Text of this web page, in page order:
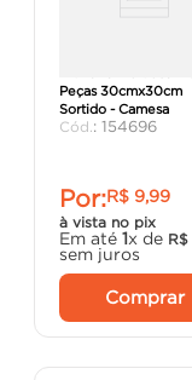
Peças 30cmx30cm
Sortido - Camesa
: 154696
Por:R$ 9,99
à vista no pix
Em até 1x de R$
sem juros
Comprar